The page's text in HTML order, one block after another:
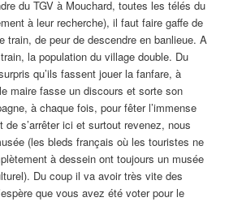
du TGV à Mouchard, toutes les télés du
à leur recherche), il faut faire gaffe de
train, de peur de descendre en banlieue. A
la population du village double. Du
qu’ils fassent jouer la fanfare, à
maire fasse un discours et sorte son
à chaque fois, pour fêter l’immense
de s’arrêter ici et surtout revenez, nous
(les bleds français où les touristes ne
à dessein ont toujours un musée
Du coup il va avoir très vite des
que vous avez été voter pour le